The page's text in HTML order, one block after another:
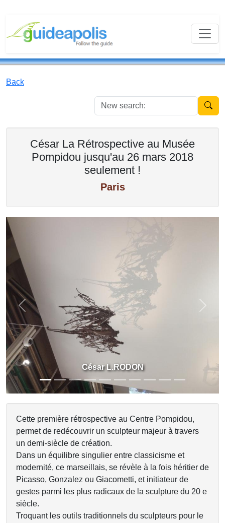
Back
New
César La Rétrospective au Musée
Pompidou jusqu'au 26 mars 2018
seulement !
Paris
César L.RODON
Previous Next
Cette première rétrospective au Centre Pompidou,
permet de redécouvrir un sculpteur majeur à travers
un demi-siècle de création.
Dans un équilibre singulier entre classicisme et
modernité, ce marseillais, se révèle à la fois héritier de
Picasso, Gonzalez ou Giacometti, et initiateur de
gestes parmi les plus radicaux de la sculpture du 20 e
siècle.
Troquant les outils traditionnels du sculpteurs pour le